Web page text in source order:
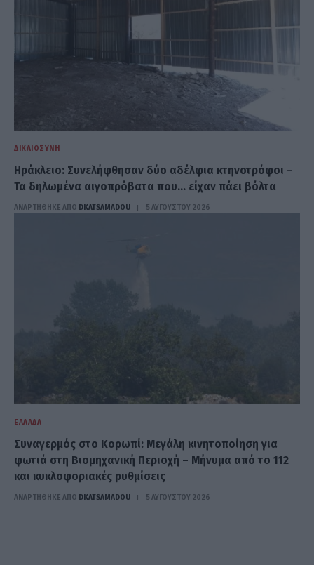
ΔΙΚΑΙΟΣΎΝΗ
Ηράκλειο: Συνελήφθησαν δύο αδέλφια κτηνοτρόφοι –
Τα δηλωμένα αιγοπρόβατα που… είχαν πάει βόλτα
ΑΝΑΡΤΗΘΗΚΕ ΑΠΟ DKATSAMADOU 5 ΑΥΓΟΎΣΤΟΥ 2026
ΕΛΛΆΔΑ
Συναγερμός στο Κορωπί: Μεγάλη κινητοποίηση για
φωτιά στη Βιομηχανική Περιοχή – Μήνυμα από το 112
και κυκλοφοριακές ρυθμίσεις
ΑΝΑΡΤΗΘΗΚΕ ΑΠΟ DKATSAMADOU 5 ΑΥΓΟΎΣΤΟΥ 2026